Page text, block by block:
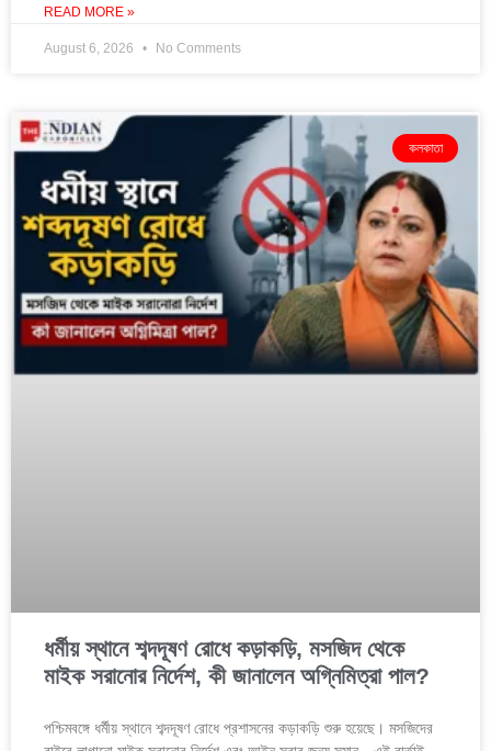
READ MORE »
August 6, 2026 No Comments
কলকাতা
ধর্মীয় স্থানে শব্দদূষণ রোধে কড়াকড়ি, মসজিদ থেকে
মাইক সরানোর নির্দেশ, কী জানালেন অগ্নিমিত্রা পাল?
পশ্চিমবঙ্গে ধর্মীয় স্থানে শব্দদূষণ রোধে প্রশাসনের কড়াকড়ি শুরু হয়েছে। মসজিদের